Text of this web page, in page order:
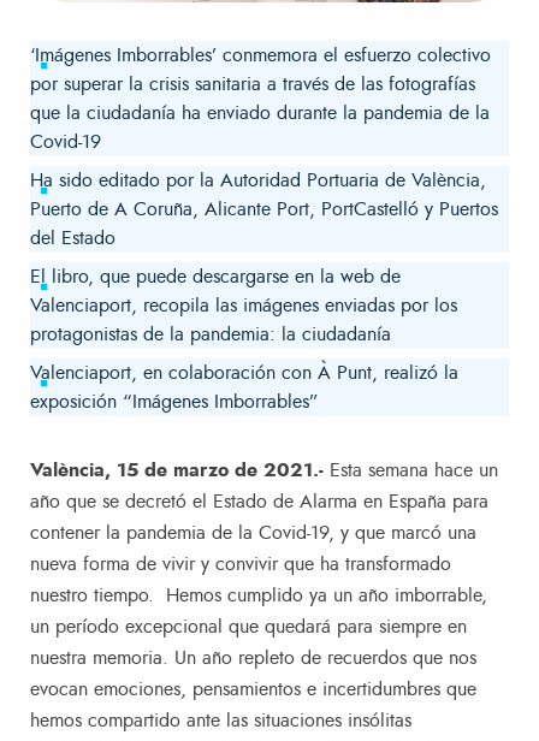
‘Imágenes Imborrables’ conmemora el esfuerzo colectivo
por superar la crisis sanitaria a través de las fotografías
que la ciudadanía ha enviado durante la pandemia de la
Covid-19
Ha sido editado por la Autoridad Portuaria de València,
Puerto de A Coruña, Alicante Port, PortCastelló y Puertos
del Estado
El libro, que puede descargarse en la web de
Valenciaport, recopila las imágenes enviadas por los
protagonistas de la pandemia: la ciudadanía
Valenciaport, en colaboración con À Punt, realizó la
exposición “Imágenes Imborrables”
València, 15 de marzo de 2021.- Esta semana hace un
año que se decretó el Estado de Alarma en España para
contener la pandemia de la Covid-19, y que marcó una
nueva forma de vivir y convivir que ha transformado
nuestro tiempo. Hemos cumplido ya un año imborrable,
un período excepcional que quedará para siempre en
nuestra memoria. Un año repleto de recuerdos que nos
evocan emociones, pensamientos e incertidumbres que
hemos compartido ante las situaciones insólitas